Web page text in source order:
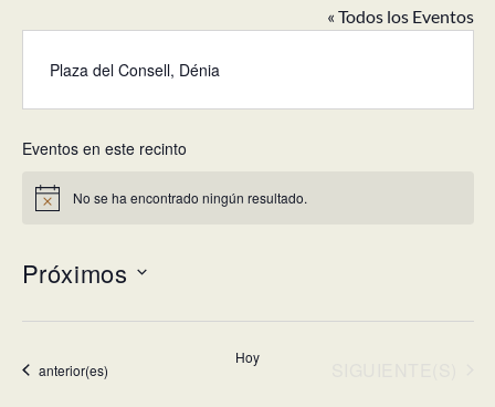
« Todos los Eventos
Plaza del Consell, Dénia
Eventos en este recinto
Aviso No se ha encontrado ningún resultado.
Próximos
fecha.
Eventos
anterior(es)
Hoy